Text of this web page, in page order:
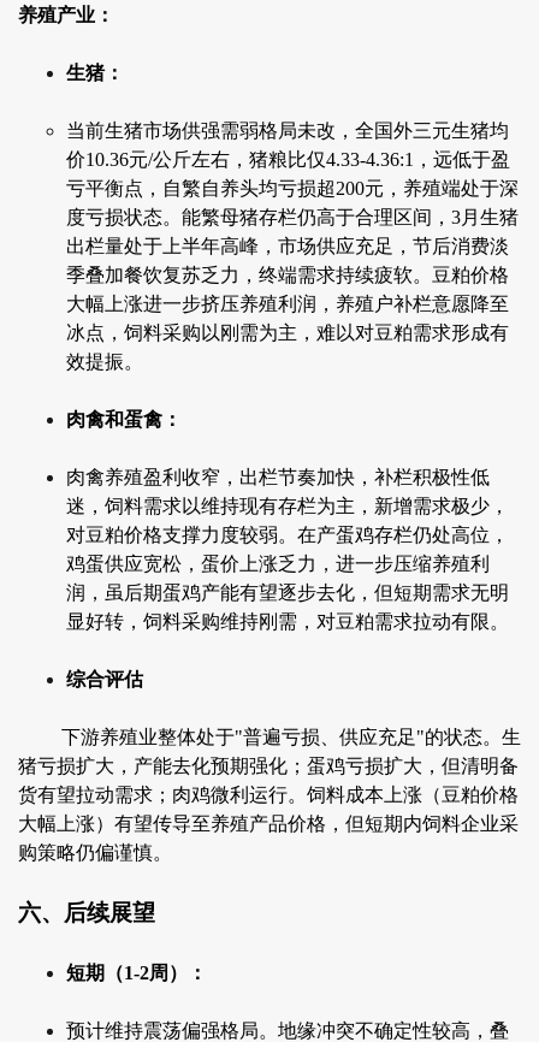
养殖产业：
生猪：
当前生猪市场供强需弱格局未改，全国外三元生猪均
价10.36元/公斤左右，猪粮比仅4.33-4.36:1，远低于盈
亏平衡点，自繁自养头均亏损超200元，养殖端处于深
度亏损状态。能繁母猪存栏仍高于合理区间，3月生猪
出栏量处于上半年高峰，市场供应充足，节后消费淡
季叠加餐饮复苏乏力，终端需求持续疲软。豆粕价格
大幅上涨进一步挤压养殖利润，养殖户补栏意愿降至
冰点，饲料采购以刚需为主，难以对豆粕需求形成有
效提振。
肉禽和蛋禽：
肉禽养殖盈利收窄，出栏节奏加快，补栏积极性低
迷，饲料需求以维持现有存栏为主，新增需求极少，
对豆粕价格支撑力度较弱。在产蛋鸡存栏仍处高位，
鸡蛋供应宽松，蛋价上涨乏力，进一步压缩养殖利
润，虽后期蛋鸡产能有望逐步去化，但短期需求无明
显好转，饲料采购维持刚需，对豆粕需求拉动有限。
综合评估
下游养殖业整体处于"普遍亏损、供应充足"的状态。生
猪亏损扩大，产能去化预期强化；蛋鸡亏损扩大，但清明备
货有望拉动需求；肉鸡微利运行。饲料成本上涨（豆粕价格
大幅上涨）有望传导至养殖产品价格，但短期内饲料企业采
购策略仍偏谨慎。
六、后续展望
短期（1-2周）：
预计维持震荡偏强格局。地缘冲突不确定性较高，叠